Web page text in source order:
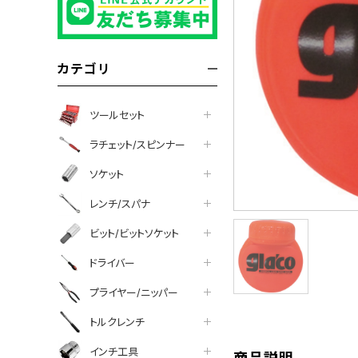
カテゴリ
ツールセット
ラチェット/スピンナー
ソケット
レンチ/スパナ
ビット/ビットソケット
ドライバー
プライヤー/ニッパー
トルクレンチ
インチ工具
facebook
line